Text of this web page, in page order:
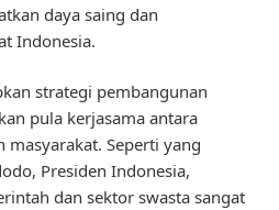
daya saing dan
Indonesia.
strategi pembangunan
pula kerjasama antara
masyarakat. Seperti yang
Presiden Indonesia,
dan sektor swasta sangat